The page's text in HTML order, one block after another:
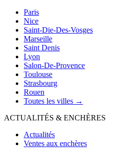
Paris
Nice
Saint-Die-Des-Vosges
Marseille
Saint Denis
Lyon
Salon-De-Provence
Toulouse
Strasbourg
Rouen
Toutes les villes →
ACTUALITÉS & ENCHÈRES
Actualités
Ventes aux enchères